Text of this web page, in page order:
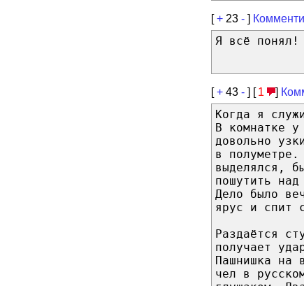
[+ 23 - ]
Я всё понял!
[+ 43 - ] [ 1 ]
Когда я
В комнатке
довольно
в
выделялся,
пошутить
Дело было
ярус и спит
Раздаётся
получает
Пашнишка на
чел в